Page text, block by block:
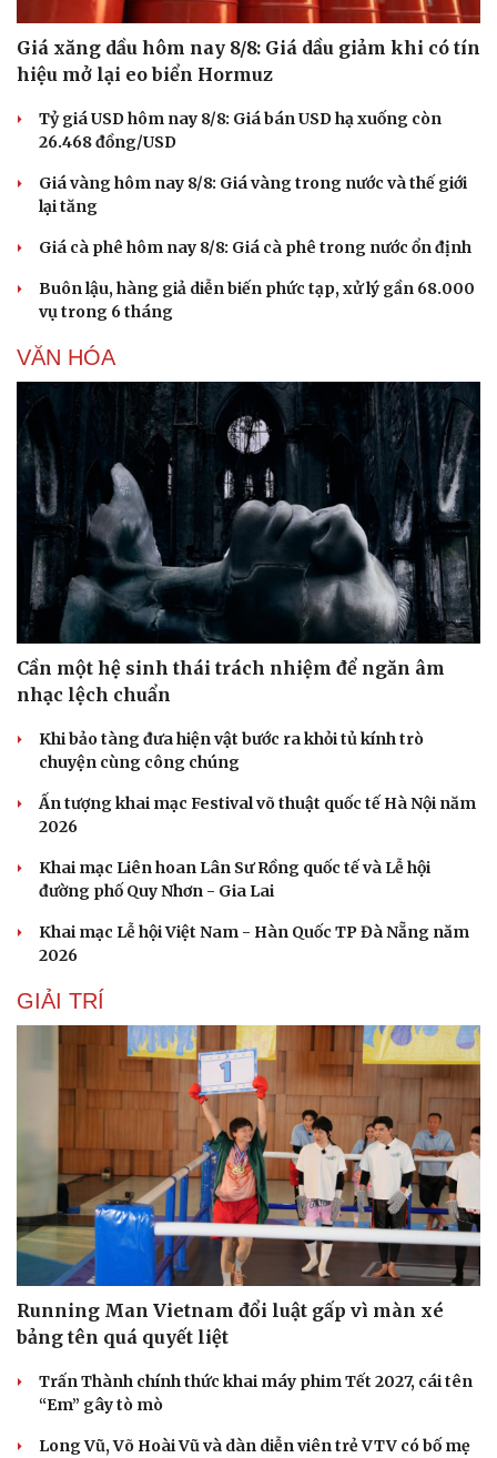
Cải chính
Giá xăng dầu hôm nay 8/8: Giá dầu giảm khi có tín
hiệu mở lại eo biển Hormuz
Tỷ giá USD hôm nay 8/8: Giá bán USD hạ xuống còn
26.468 đồng/USD
Giá vàng hôm nay 8/8: Giá vàng trong nước và thế giới
lại tăng
Giá cà phê hôm nay 8/8: Giá cà phê trong nước ổn định
Buôn lậu, hàng giả diễn biến phức tạp, xử lý gần 68.000
vụ trong 6 tháng
VĂN HÓA
Cần một hệ sinh thái trách nhiệm để ngăn âm
nhạc lệch chuẩn
Khi bảo tàng đưa hiện vật bước ra khỏi tủ kính trò
chuyện cùng công chúng
Ấn tượng khai mạc Festival võ thuật quốc tế Hà Nội năm
2026
Khai mạc Liên hoan Lân Sư Rồng quốc tế và Lễ hội
đường phố Quy Nhơn - Gia Lai
Khai mạc Lễ hội Việt Nam - Hàn Quốc TP Đà Nẵng năm
2026
GIẢI TRÍ
Running Man Vietnam đổi luật gấp vì màn xé
bảng tên quá quyết liệt
Trấn Thành chính thức khai máy phim Tết 2027, cái tên
“Em” gây tò mò
Long Vũ, Võ Hoài Vũ và dàn diễn viên trẻ VTV có bố mẹ